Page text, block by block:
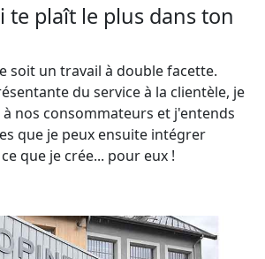
te plaît le plus dans ton
soit un travail à double facette.
du service à la clientèle, je
nos consommateurs et j'entends
que je peux ensuite intégrer
que je crée... pour eux !